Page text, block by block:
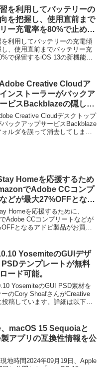
を利用してバッテリーの
を把握し、使用直前まで
ー充電率を80%で止めて
13の新機能「最適化さ
テリー充電」は位置情報
、旅行先などでは機能を
利用してバッテリーの充電傾
し、使用直前までバッテリー充
で保留するiOS 13の新機能
Creative Cloudア
ンストーラーがバックア
ビスBackblazeの隠しフ
誤って消去してしまう不
認される。
Creative Cloudデスクトップ
バックアップサービスBackblaze
ルダを誤って消去してしまう
Homeを応援するため
でAdobe CCコンプ
どが最大27%OFFとなる
品がお買い得セールが5
で開催中。
Homeを応援するために、
Adobe CCコンプリートなどが
となるアドビ製品がお買い
YosemiteのGUIデザ
PSDテンプレートが無料
ード可能。
YosemiteのGUI PSD素材を
のCory ShoafさんがCreative
投稿しています。詳細は以下か
macOS 15 Sequoiaと
アプリの互換性情報を公
地時間2024年09月19日、Apple